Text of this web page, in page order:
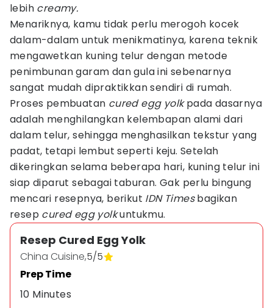
lebih creamy.
Menariknya, kamu tidak perlu merogoh kocek
dalam-dalam untuk menikmatinya, karena teknik
mengawetkan kuning telur dengan metode
penimbunan garam dan gula ini sebenarnya
sangat mudah dipraktikkan sendiri di rumah.
Proses pembuatan cured egg yolkpada dasarnya
adalah menghilangkan kelembapan alami dari
dalam telur, sehingga menghasilkan tekstur yang
padat, tetapi lembut seperti keju. Setelah
dikeringkan selama beberapa hari, kuning telur ini
siap diparut sebagai taburan. Gak perlu bingung
mencari resepnya, berikut IDN Timesbagikan
resep cured egg yolkuntukmu.
Resep Cured Egg Yolk
China Cuisine,5/5
Prep Time
10 Minutes